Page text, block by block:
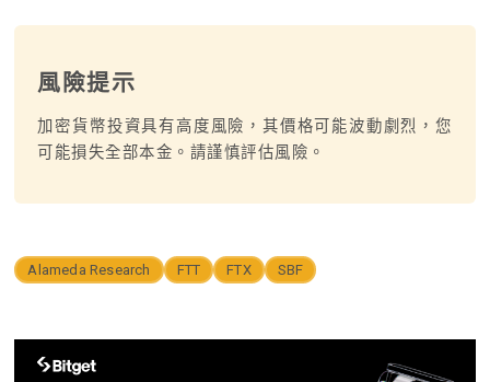
風險提示
加密貨幣投資具有高度風險，其價格可能波動劇烈，您
可能損失全部本金。請謹慎評估風險。
Alameda Research FTT FTX SBF